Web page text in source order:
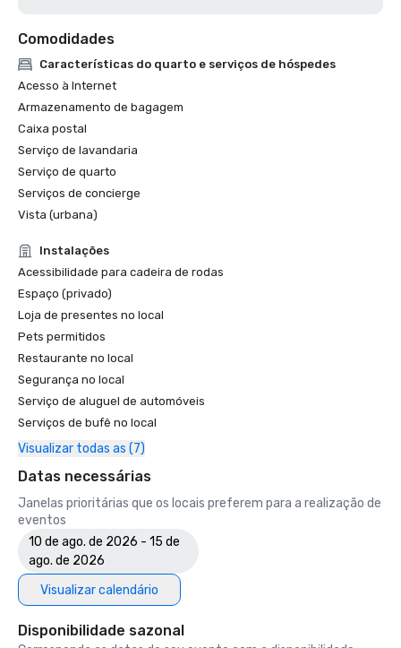
•	Thrillist - Best Things to Do in San Francisco for an Arts
and Culture Lover
•	Haute Living San Francisco - San Francisco’s Palace
Hotel Celebrates 150 Years
2024
•	Travel + Leisure - Best Hotels in SF - Hotel with the Best
Amenities
Unforgettable Caviar Experiences
•	SF Gate – Best of the Bay Area – 5 Top Best Hotels
SF
•	Travelers’ Choice Awards -  Best of the Best
•	Destination I Do – One of the 6 Best LGBTQ+ Wedding
Destinations in US (top listing)
•	Insidehook – Best Hotel Bar in SF
•	SF Travel – Top Rated Luxury Hotels in SF
•	Timeout – One of the Best Luxury Hotels in SF
2023
•	Conde Nast Traveller Top Hotel
Comodidades
Características do quarto e serviços de hóspedes
Acesso à Internet
Armazenamento de bagagem
Caixa postal
Serviço de lavandaria
Serviço de quarto
Serviços de concierge
Vista (urbana)
Instalações
Acessibilidade para cadeira de rodas
Espaço (privado)
Loja de presentes no local
Pets permitidos
Restaurante no local
Segurança no local
Serviço de aluguel de automóveis
Serviços de bufê no local
Visualizar todas as (7)
Datas necessárias
Janelas prioritárias que os locais preferem para a realização de
eventos
10 de ago. de 2026 - 15 de
ago. de 2026
Visualizar calendário
Disponibilidade sazonal